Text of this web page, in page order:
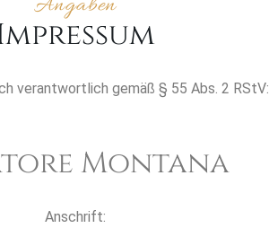
verantwortlich gemäß § 55 Abs. 2 RStV:
Montana
Anschrift: